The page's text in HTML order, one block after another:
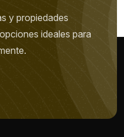
y propiedades
ideales para